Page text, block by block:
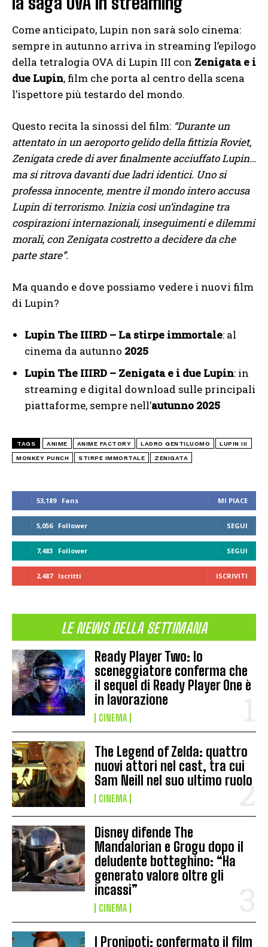
53,189 Fans MI PIACE
5,056 Follower SEGUI
7,483 Follower SEGUI
2,487 Iscritti ISCRIVITI
LE NEWS DELLA SETTIMANA
Ready Player Two: lo
sceneggiatore conferma che
il sequel di Ready Player One è
in lavorazione
CINEMA
The Legend of Zelda: quattro
nuovi attori nel cast, tra cui
Sam Neill nel suo ultimo ruolo
CINEMA
Disney difende The
Mandalorian e Grogu dopo il
deludente botteghino: “Ha
generato valore oltre gli
incassi”
CINEMA
I Pronipoti: confermato il film
Come anticipato, Lupin non sarà solo cinema:
sempre in autunno arriva in streaming l’epilogo
della tetralogia OVA di Lupin III con Zenigata e i
due Lupin, film che porta al centro della scena
l’ispettore più testardo del mondo.
Questo recita la sinossi del film: “Durante un
attentato in un aeroporto gelido della fittizia Roviet,
Zenigata crede di aver finalmente acciuffato Lupin…
ma si ritrova davanti due ladri identici. Uno si
professa innocente, mentre il mondo intero accusa
Lupin di terrorismo. Inizia così un’indagine tra
cospirazioni internazionali, inseguimenti e dilemmi
morali, con Zenigata costretto a decidere da che
parte stare”.
Ma quando e dove possiamo vedere i nuovi film
di Lupin?
Lupin The IIIRD – La stirpe immortale: al
cinema da autunno 2025
Lupin The IIIRD – Zenigata e i due Lupin: in
streaming e digital download sulle principali
piattaforme, sempre nell’autunno 2025
TAGS ANIME ANIME FACTORY LADRO GENTILUOMO LUPIN III
MONKEY PUNCH STIRPE IMMORTALE ZENIGATA